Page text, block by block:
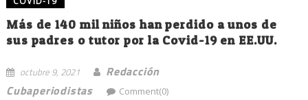
Más de 140 mil niños han perdido a unos de
sus padres o tutor por la Covid-19 en EE.UU.
octubre 9, 2021
Redacción
Cubaperiodistas
Comment(0)